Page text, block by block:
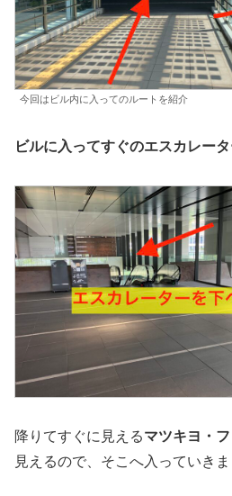
今回はビル内に入ってのルートを紹介
ビルに入ってすぐのエスカレー
降りてすぐに見えるマツキヨ・
見えるので、そこへ入っていきま